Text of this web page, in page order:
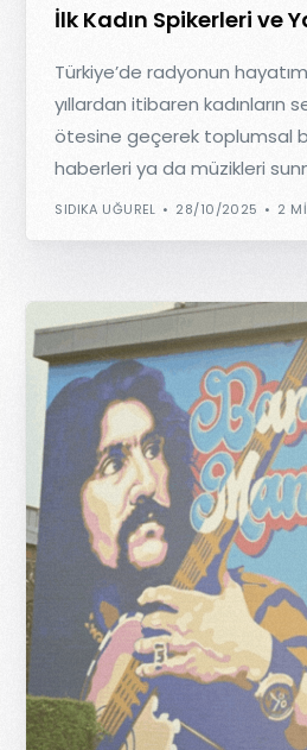
İlk Kadın Spikerleri ve
Türkiye’de radyonun
yıllardan itibaren kadınların
ötesine geçerek toplumsal
haberleri ya da müzikleri
SIDIKA UĞUREL 28/10/2025 2